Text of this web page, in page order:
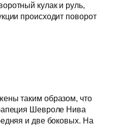
кулак и руль,
происходит поворот
таким образом, что
Шевроле Нива
и две боковых. На